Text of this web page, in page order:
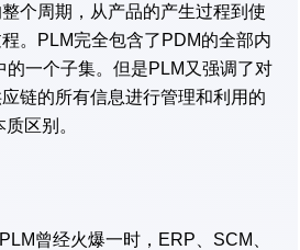
个周期，从产品的产生过程到使
。PLM完全包含了PDM的全部内
的一个子集。但是PLM又强调了对
链的所有信息进行管理和利用的
区别。
曾经火爆一时，ERP、SCM、